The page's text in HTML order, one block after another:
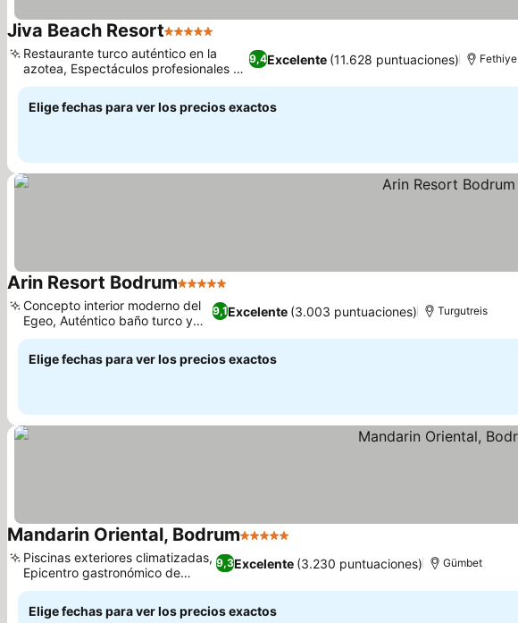
Jiva Beach Resort5 Estrellas
9,4Excelente (11.628 puntuaciones)
Restaurante turco auténtico en la
azotea, Espectáculos profesionales en
el anfiteatro
Fethiye
Elige fechas para ver los precios exactos
Arin Resort Bodrum5 Estrellas
9,1Excelente (3.003 puntuaciones)
Concepto interior moderno del
Egeo, Auténtico baño turco y
spa
Turgutreis
Elige fechas para ver los precios exactos
Mandarin Oriental, Bodrum5 Estrellas
9,3Excelente (3.230 puntuaciones)
Piscinas exteriores climatizadas,
Epicentro gastronómico de
fusión
Gümbet
Elige fechas para ver los precios exactos